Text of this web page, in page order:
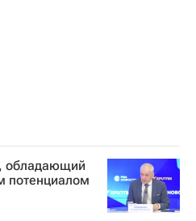
обладающий
потенциалом